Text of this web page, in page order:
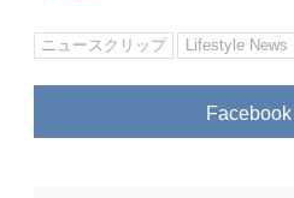
ニュースクリップ Lifestyle News
Facebook